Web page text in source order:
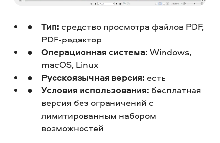
Тип: средство просмотра файлов PDF,
PDF-редактор
Операционная система: Windows,
macOS, Linux
Русскоязычная версия: есть
Условия использования: бесплатная
версия без ограничений с
лимитированным набором
возможностей